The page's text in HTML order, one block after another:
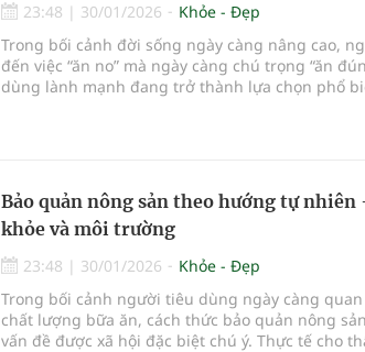
23:48 | 30/01/2026
Khỏe - Đẹp
Trong bối cảnh đời sống ngày càng nâng cao,
đến việc “ăn no” mà ngày càng chú trọng “ăn
dùng lành mạnh đang trở thành lựa chọn phổ
Bảo quản nông sản theo hướng tự nhiên
khỏe và môi trường
23:48 | 30/01/2026
Khỏe - Đẹp
Trong bối cảnh người tiêu dùng ngày càng
chất lượng bữa ăn, cách thức bảo quản nông
vấn đề được xã hội đặc biệt chú ý. Thực tế cho